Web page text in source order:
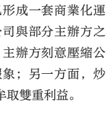
成一套商業化運
與部分主辦方之
辦方刻意壓縮公
；另一方面，炒
雙重利益。